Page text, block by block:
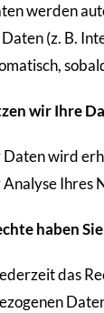
werden
(z. B.
wir Ihre
Daten wird
Analyse
haben
das